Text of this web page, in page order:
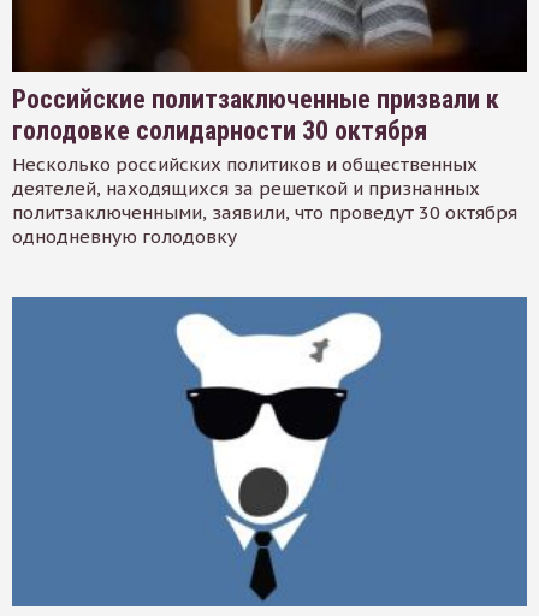
Российские политзаключенные призвали к
голодовке солидарности 30 октября
Несколько российских политиков и общественных
деятелей, находящихся за решеткой и признанных
политзаключенными, заявили, что проведут 30 октября
однодневную голодовку